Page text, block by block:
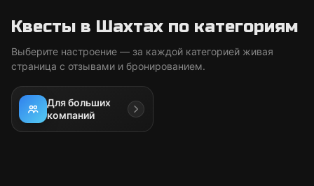
Квесты в Шахтах по категориям
Выберите настроение — за каждой категорией живая
страница с отзывами и бронированием.
Для больших
компаний